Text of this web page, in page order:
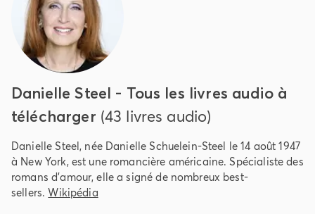
Danielle Steel - Tous les livres audio à
télécharger (43 livres audio)
Danielle Steel, née Danielle Schuelein-Steel le 14 août 1947
à New York, est une romancière américaine. Spécialiste des
romans d'amour, elle a signé de nombreux best-
sellers.Wikipédia